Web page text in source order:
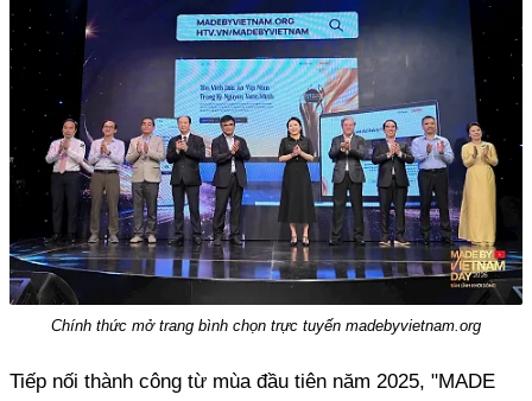
Chính thức mở trang bình chọn trực tuyến madebyvietnam.org
Tiếp nối thành công từ mùa đầu tiên năm 2025, "MADE